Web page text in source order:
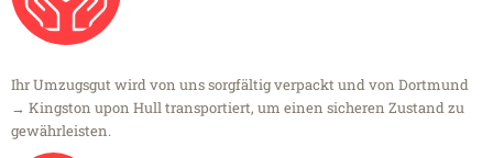
Ihr Umzugsgut wird von uns sorgfältig verpackt und von Dortmund
→ Kingston upon Hull transportiert, um einen sicheren Zustand zu
gewährleisten.